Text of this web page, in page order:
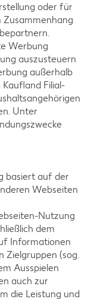
anzeigen
oder für
Zusammenhang
Werbung
auszusteuern
außerhalb
Filial-
Unter
basiert auf der
Webseiten
Nutzung
dem
Informationen
Zielgruppen (sog.
Ausspielen
auch zur
die Leistung und